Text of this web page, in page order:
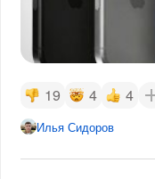
19 4 4
Илья Сидоров